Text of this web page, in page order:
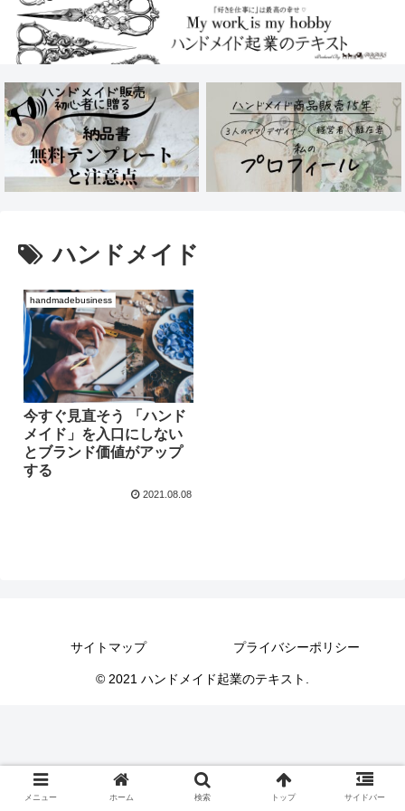
ハンドメイド
handmadebusiness
今すぐ見直そう 「ハンド
メイド」を入口にしない
とブランド価値がアップ
する
2021.08.08
サイトマップ プライバシーポリシー
© 2021 ハンドメイド起業のテキスト.
メニュー ホーム 検索 トップ サイドバー